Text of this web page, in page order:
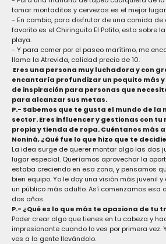
tomar montaditos y cervezas es el mejor
- En cambio, para disfrutar de una comida
favorito es el Chiringuito El Potito, esta sobre
playa.
- Y para comer por el paseo marítimo, me
llama la Atrevida, calidad precio de 10.
Eres una persona muy luchadora y con
encantaría profundizar un poquito más
de inspiración para personas que
para alcanzar sus metas.
P.- Sabemos que te gusta el mundo de la
sector. Eres influencer y gestionas con
propia y tienda de ropa. Cuéntanos más
Noniná, ¿Qué fue lo que hizo que te
La idea surge de querer montar algo las dos
lugar especial. Queríamos aprovechar la
estaba creciendo en esa zona, y pensamos
bien equipo. Yo le doy una visión más juvenil
un público más adulto. Así comenzamos esa
dos años.
P.- ¿Qué es lo que más te apasiona de tu
Poder crear algo que tienes en tu cabeza y
impresionante cuando lo ves por primera vez.
ves a la gente llevándolo.